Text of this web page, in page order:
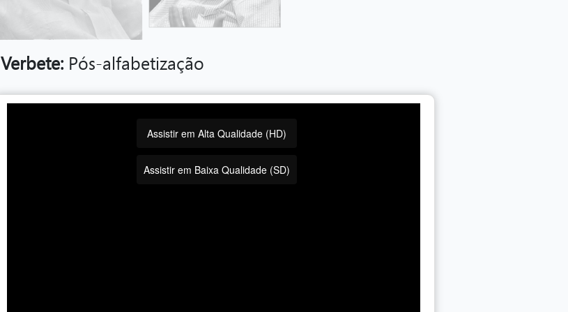
Verbete:Pós-alfabetização
Assistir em Alta Qualidade (HD)
Assistir em Baixa Qualidade (SD)